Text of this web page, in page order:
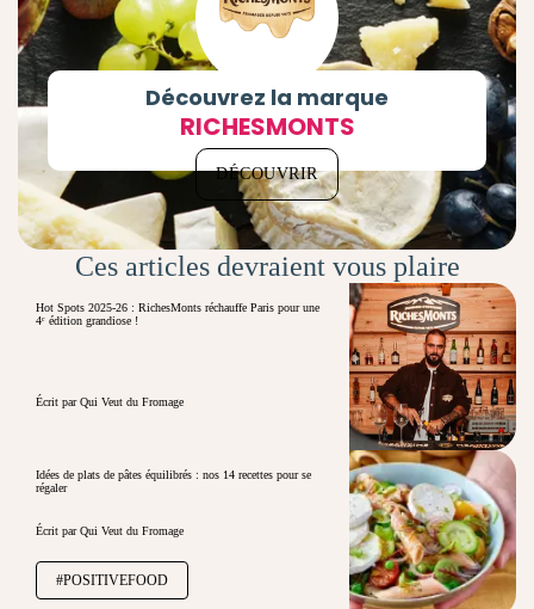
Découvrez la marque
RICHESMONTS
DÉCOUVRIR
Ces articles devraient vous plaire
Hot Spots 2025-26 : RichesMonts réchauffe Paris pour une
4ᵉ édition grandiose !
Écrit par Qui Veut du Fromage
Idées de plats de pâtes équilibrés : nos 14 recettes pour se
régaler
Écrit par Qui Veut du Fromage
#POSITIVEFOOD